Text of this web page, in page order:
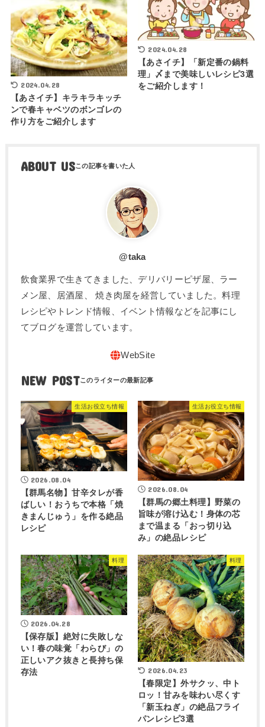
2024.04.28
【あさイチ】キラキラキッチ
ンで春キャベツのボンゴレの
作り方をご紹介します
2024.04.28
【あさイチ】「新定番の鍋料
理」〆まで美味しいレシピ3選
をご紹介します！
ABOUT US
@taka
飲食業界で生きてきました、デリバリーピザ屋、ラー
メン屋、居酒屋、 焼き肉屋を経営していました。料理
レシピやトレンド情報、イベント情報などを記事にし
てブログを運営しています。
NEW POST
生活お役立ち情報
2026.08.04
【群馬名物】甘辛タレが香
ばしい！おうちで本格「焼
きまんじゅう」を作る絶品
レシピ
生活お役立ち情報
2026.08.04
【群馬の郷土料理】野菜の
旨味が溶け込む！身体の芯
まで温まる「おっ切り込
み」の絶品レシピ
料理
2026.04.28
【保存版】絶対に失敗しな
い！春の味覚「わらび」の
正しいアク抜きと長持ち保
存法
料理
2026.04.23
【春限定】外サクッ、中ト
ロッ！甘みを味わい尽くす
「新玉ねぎ」の絶品フライ
パンレシピ3選